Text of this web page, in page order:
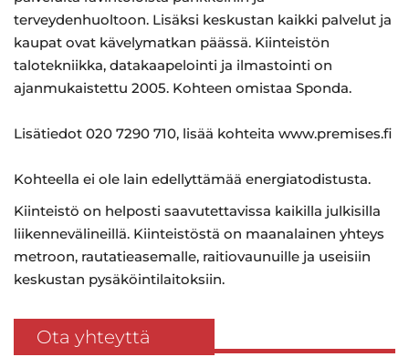
terveydenhuoltoon. Lisäksi keskustan kaikki palvelut ja
kaupat ovat kävelymatkan päässä. Kiinteistön
talotekniikka, datakaapelointi ja ilmastointi on
ajanmukaistettu 2005. Kohteen omistaa Sponda.
Lisätiedot 020 7290 710, lisää kohteita www.premises.fi
Kohteella ei ole lain edellyttämää energiatodistusta.
Kiinteistö on helposti saavutettavissa kaikilla julkisilla
liikennevälineillä. Kiinteistöstä on maanalainen yhteys
metroon, rautatieasemalle, raitiovaunuille ja useisiin
keskustan pysäköintilaitoksiin.
Ota yhteyttä